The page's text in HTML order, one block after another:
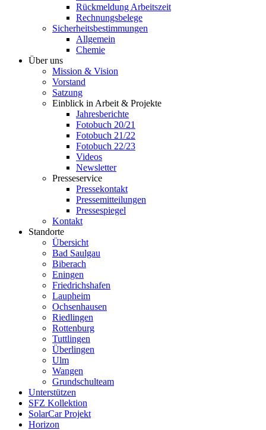
Rückmeldung Arbeitszeit
Rechnungsbelege
Sicherheitsbestimmungen
Allgemein
Chemie
Über uns
Mission & Vision
Vorstand
Satzung
Einblick in Arbeit & Projekte
Jahresberichte
Fotobuch 20/21
Fotobuch 21/22
Fotobuch 22/23
Videos
Newsletter
Presseservice
Pressekontakt
Pressemitteilungen
Pressespiegel
Kontakt
Standorte
Übersicht
Bad Saulgau
Biberach
Eningen
Friedrichshafen
Laupheim
Ochsenhausen
Riedlingen
Rottenburg
Tuttlingen
Überlingen
Ulm
Wangen
Grundschulteam
Unterstützen
SFZ Kollektion
SolarCar Projekt
Horizon